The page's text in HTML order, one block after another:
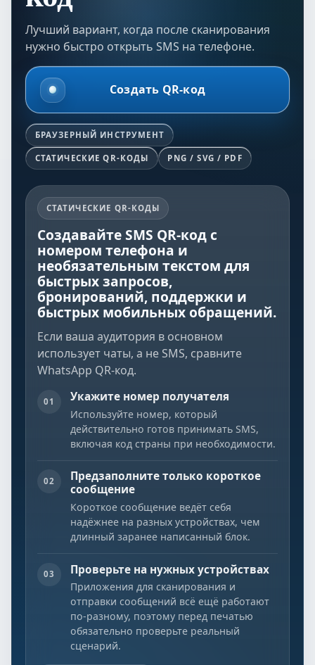
Лучший вариант, когда после сканирования
нужно быстро открыть SMS на телефоне.
Создать QR-код
БРАУЗЕРНЫЙ ИНСТРУМЕНТ
СТАТИЧЕСКИЕ QR-КОДЫ PNG / SVG / PDF
СТАТИЧЕСКИЕ QR-КОДЫ
Создавайте SMS QR-код с
номером телефона и
необязательным текстом для
быстрых запросов,
бронирований, поддержки и
быстрых мобильных обращений.
Если ваша аудитория в основном
использует чаты, а не SMS, сравните
WhatsApp QR-код.
01 Укажите номер получателя
Используйте номер, который
действительно готов принимать SMS,
включая код страны при необходимости.
02
Предзаполните только короткое
сообщение
Короткое сообщение ведёт себя
надёжнее на разных устройствах, чем
длинный заранее написанный блок.
03 Проверьте на нужных устройствах
Приложения для сканирования и
отправки сообщений всё ещё работают
по-разному, поэтому перед печатью
обязательно проверьте реальный
сценарий.